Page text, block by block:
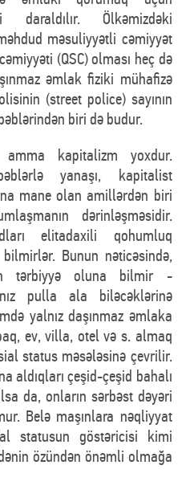
daraldılır. Ölkəmizdəki
məsuliyyətli cəmiyyət
(QSC) olması heç də
əmlak fiziki mühafizə
(street police) sayının
biri də budur.
kapitalizm yoxdur.
yanaşı, kapitalist
mane olan amillərdən biri
dərinləşməsidir.
elitadaxili qohumluq
Bunun nəticəsində,
tərbiyyə oluna bilmir -
pulla ala biləcəklərinə
yalnız daşınmaz əmlaka
ev, villa, otel və s. almaq
status məsələsinə çevrilir.
aldıqları çeşid-çeşid bahalı
da, onların sərbəst dəyəri
Belə maşınlara nəqliyyat
statusun göstəricisi kimi
özündən önəmli olmağa